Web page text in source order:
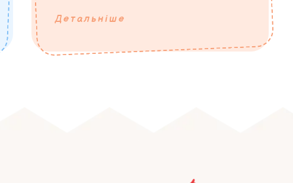
Детальніше